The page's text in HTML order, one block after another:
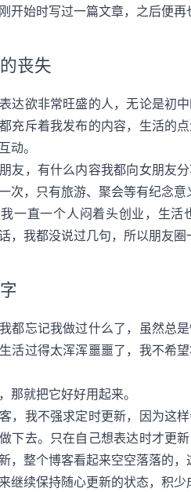
开始时写过一篇文章，之后便再
丧失
达欲非常旺盛的人，无论是初
充斥着我发布的内容，生活的
动。
友，有什么内容我都向女朋友
次，只有旅游、聚会等有纪念意
一直一个人闷着头创业，生活
，我都没说过几句，所以朋友圈
都忘记我做过什么了，虽然总
活过得太浑浑噩噩了，我不希
那就把它好好用起来。
，我不强求定时更新，因为这
下去。只在自己想表达时才更
，整个博客看起来空空落落的，
继续保持随心更新的状态，积少